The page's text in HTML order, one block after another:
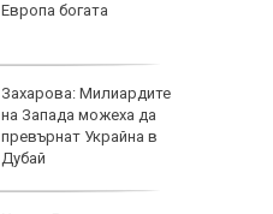
Европа богата
Захарова: Милиардите
на Запада можеха да
превърнат Украйна в
Дубай